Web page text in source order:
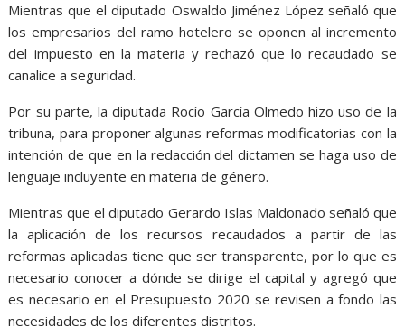
Mientras que el diputado Oswaldo Jiménez López señaló que
los empresarios del ramo hotelero se oponen al incremento
del impuesto en la materia y rechazó que lo recaudado se
canalice a seguridad.
Por su parte, la diputada Rocío García Olmedo hizo uso de la
tribuna, para proponer algunas reformas modificatorias con la
intención de que en la redacción del dictamen se haga uso de
lenguaje incluyente en materia de género.
Mientras que el diputado Gerardo Islas Maldonado señaló que
la aplicación de los recursos recaudados a partir de las
reformas aplicadas tiene que ser transparente, por lo que es
necesario conocer a dónde se dirige el capital y agregó que
es necesario en el Presupuesto 2020 se revisen a fondo las
necesidades de los diferentes distritos.